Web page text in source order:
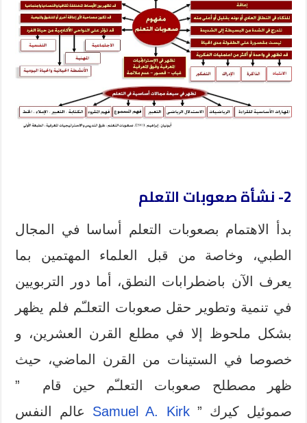
2- نشأة صعوبات التعلم
بدأ الاهتمام بصعوبات التعلم أساسا في المجال
الطبي، وخاصة من قبل العلماء المهتمين بما
يعرف الآن باضطرابات النطق، أما دور التربويين
في تنمية وتطوير حقل صعوبات التعلـّم فلم يظهر
بشكل ملحوظ إلا في مطلع القرن العشرين، و
خصوصا في الستينات من القرن الماضي، حيث
ظهر مصطلح صعوبات التعلـّم حين قام ”
صموئيل كيرك ”Samuel A. Kirk عالم النفس